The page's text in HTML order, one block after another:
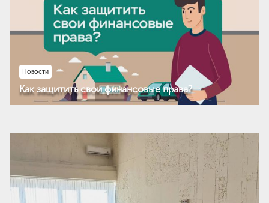
Новости
Как защитить свои финансовые права?